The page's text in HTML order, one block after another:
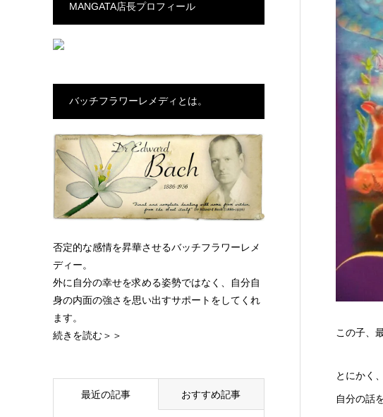
この子、
とにかく
自分の話
MANGATA店長プロフィール
バッチフラワーレメディとは。
否定的な感情を昇華させるバッチフラワーレメ
ディー。
外に自分の幸せを求める姿勢ではなく、自分自
身の内面の強さを思い出すサポートをしてくれ
ます。
続きを読む＞＞
最近の記事 おすすめ記事